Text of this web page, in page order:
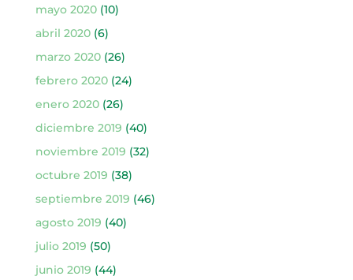
mayo 2020(10)
abril 2020(6)
marzo 2020(26)
febrero 2020(24)
enero 2020(26)
diciembre 2019 (40)
noviembre 2019 (32)
octubre 2019 (38)
septiembre 2019 (46)
agosto 2019 (40)
julio 2019 (50)
junio 2019 (44)